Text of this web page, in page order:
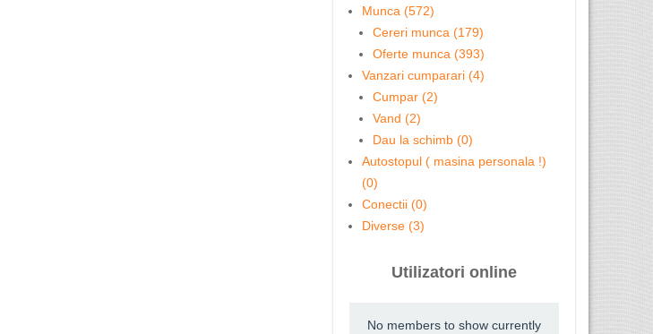
Munca (572)
Cereri munca (179)
Oferte munca (393)
Vanzari cumparari (4)
Cumpar (2)
Vand (2)
Dau la schimb (0)
Autostopul ( masina personala !)
(0)
Conectii (0)
Diverse (3)
Utilizatori online
No members to show currently